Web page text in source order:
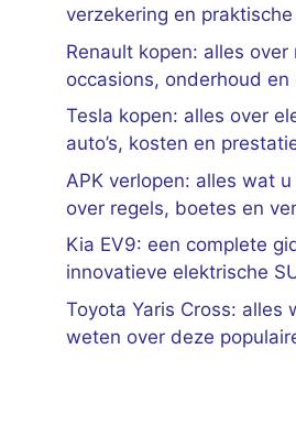
verzekering en
Renault kopen: alles over
occasions, onderhoud en
Tesla kopen: alles over
auto’s, kosten en
APK verlopen: alles wat
over regels, boetes en
Kia EV9: een complete
innovatieve elektrische
Toyota Yaris Cross: alles
weten over deze